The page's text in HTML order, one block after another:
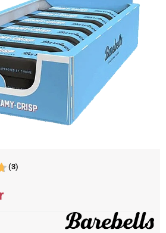
(3)